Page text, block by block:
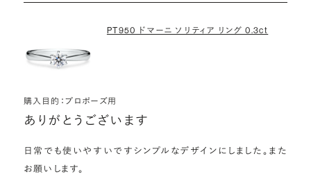
PT950 ドマーニ ソリティア リング 0.3ct
購入目的：プロポーズ用
ありがとうございます
日常でも使いやすいですシンプルなデザインにしました。また
お願いします。